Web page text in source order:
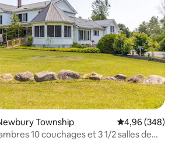
Township Évaluation
4,96 (348)
10 couchages et 3 1/2 salles de